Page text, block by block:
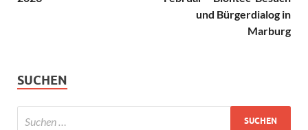
und Bürgerdialog in
Marburg
SUCHEN